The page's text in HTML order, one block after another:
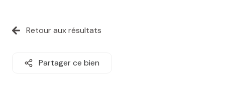
MES
MES
Retour aux résultats
Partager ce bien